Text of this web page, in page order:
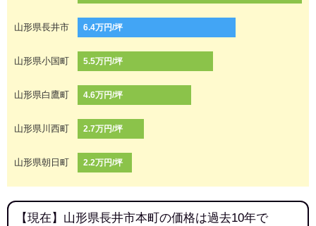
山形県長井市 6.4万円/坪
山形県小国町 5.5万円/坪
山形県白鷹町 4.6万円/坪
山形県川西町 2.7万円/坪
山形県朝日町 2.2万円/坪
【現在】山形県長井市本町の価格は過去10年で